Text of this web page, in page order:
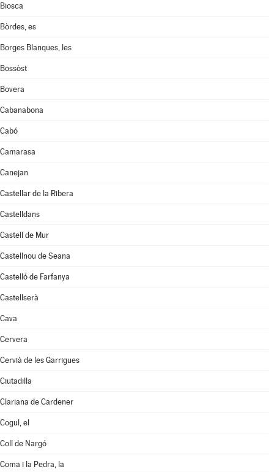
Biosca
Bòrdes, es
Borges Blanques, les
Bossòst
Bovera
Cabanabona
Cabó
Camarasa
Canejan
Castellar de la Ribera
Castelldans
Castell de Mur
Castellnou de Seana
Castelló de Farfanya
Castellserà
Cava
Cervera
Cervià de les Garrigues
Ciutadilla
Clariana de Cardener
Cogul, el
Coll de Nargó
Coma i la Pedra, la